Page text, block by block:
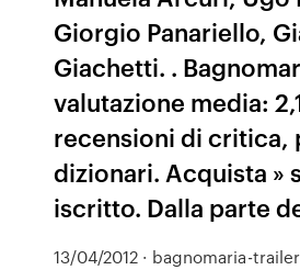
Giorgio Panariello,
Giachetti. .
valutazione media:
recensioni di critica,
dizionari. Acquista »
iscritto. Dalla parte
13/04/2012 · bagnomaria-